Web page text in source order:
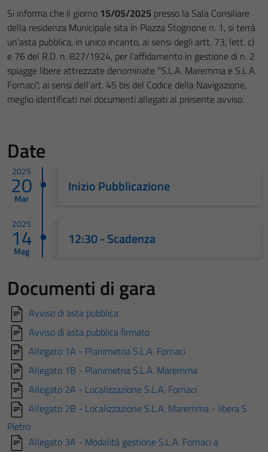
Si informa che il giorno 15/05/2025 presso la Sala Consiliare
della residenza Municipale sita in Piazza Stognone n. 1, si terrà
un'asta pubblica, in unico incanto, ai sensi degli artt. 73, lett. c)
e 76 del R.D. n. 827/1924, per l'affidamento in gestione di n. 2
spiagge libere attrezzate denominate "S.L.A. Maremma e S.L.A.
Fornaci", ai sensi dell'art. 45 bis del Codice della Navigazione,
meglio identificati nei documenti allegati al presente avviso.
Date
2025
20
Mar
Inizio Pubblicazione
2025
14
Mag
12:30 - Scadenza
Documenti di gara
Avviso di asta pubblica
Avviso di asta pubblica firmato
Allegato 1A - Planimetria S.L.A. Fornaci
Allegato 1B - Planimetria S.L.A. Maremma
Allegato 2A - Localizzazione S.L.A. Fornaci
Allegato 2B - Localizzazione S.L.A. Maremma - libera S.
Pietro
Allegato 3A - Modalità gestione S.L.A. Fornaci a